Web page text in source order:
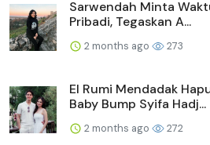
Sarwendah Minta
Pribadi, Tegaskan A...
2 months ago 273
El Rumi Mendadak
Baby Bump Syifa Hadj...
2 months ago 272